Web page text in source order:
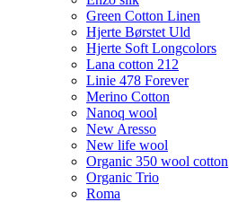
Green Cotton Linen
Hjerte Børstet Uld
Hjerte Soft Longcolors
Lana cotton 212
Linie 478 Forever
Merino Cotton
Nanoq wool
New Aresso
New life wool
Organic 350 wool cotton
Organic Trio
Roma